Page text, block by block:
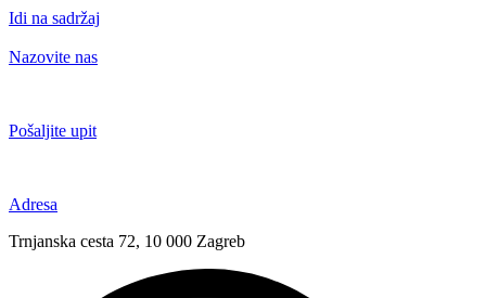
Idi na sadržaj
Nazovite nas
Pošaljite upit
Adresa
Trnjanska cesta 72, 10 000 Zagreb